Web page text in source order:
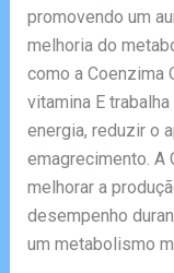
promovendo um
melhoria do
como a Coenzima
vitamina E
energia, reduzir o
emagrecimento. A
melhorar a
desempenho
um metabolismo